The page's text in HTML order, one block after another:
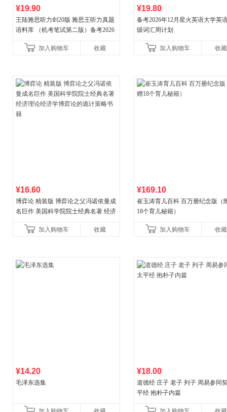
¥19.90
王陆雅思听力剑20版 雅思王听力真题
语料库 （机考笔试第二版）备考2026
新增在
加入购物车 收藏
¥19.80
备考2026年12月星火英语大学英
级词汇周计划
加入购物车 收藏
¥16.60
博弈论 精装版 博弈论之父冯诺依曼成
名巨作 美国科学院院士经典名著 经济
加入购物车
收藏
¥169.10
崔玉涛育儿百科 百万册纪念版（
18个育儿秘籍）
加入购物车 收藏
¥14.20
毛泽东选集
¥18.00
道德经 庄子 老子 列子 周易参同
平经 抱朴子内篇